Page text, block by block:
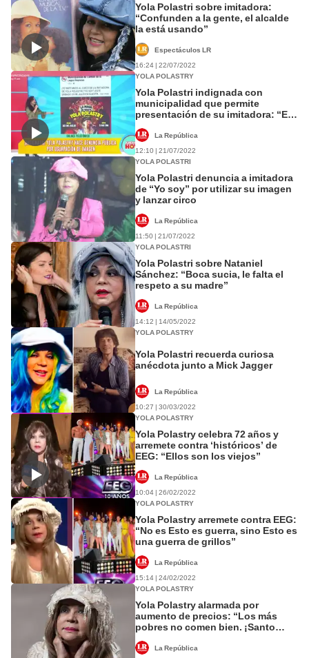
Yola Polastri sobre imitadora:
“Confunden a la gente, el alcalde
la está usando”
Espectáculos LR
16:24 | 22/07/2022
YOLA POLASTRY
Yola Polastri indignada con
municipalidad que permite
presentación de su imitadora: “Es
La República
12:10 | 21/07/2022
YOLA POLASTRI
Yola Polastri denuncia a imitadora
de “Yo soy” por utilizar su imagen
y lanzar circo
La República
11:50 | 21/07/2022
YOLA POLASTRI
Yola Polastri sobre Nataniel
Sánchez: “Boca sucia, le falta el
respeto a su madre”
La República
14:12 | 14/05/2022
YOLA POLASTRY
Yola Polastri recuerda curiosa
anécdota junto a Mick Jagger
La República
10:27 | 30/03/2022
YOLA POLASTRY
Yola Polastry celebra 72 años y
arremete contra ‘históricos’ de
EEG: “Ellos son los viejos”
La República
10:04 | 26/02/2022
YOLA POLASTRY
Yola Polastry arremete contra EEG:
“No es Esto es guerra, sino Esto es
una guerra de grillos”
La República
15:14 | 24/02/2022
YOLA POLASTRY
Yola Polastry alarmada por
aumento de precios: “Los más
pobres no comen bien. ¡Santo
La República